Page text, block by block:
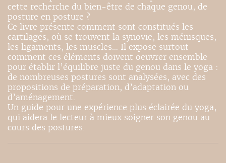
cette recherche du bien-être de chaque genou, de
posture en posture ?
Ce livre présente comment sont constitués les
cartilages, où se trouvent la synovie, les ménisques,
les ligaments, les muscles… Il expose surtout
comment ces éléments doivent oeuvrer ensemble
pour établir l’équilibre juste du genou dans le yoga :
de nombreuses postures sont analysées, avec des
propositions de préparation, d’adaptation ou
d’aménagement.
Un guide pour une expérience plus éclairée du yoga,
qui aidera le lecteur à mieux soigner son genou au
cours des postures.